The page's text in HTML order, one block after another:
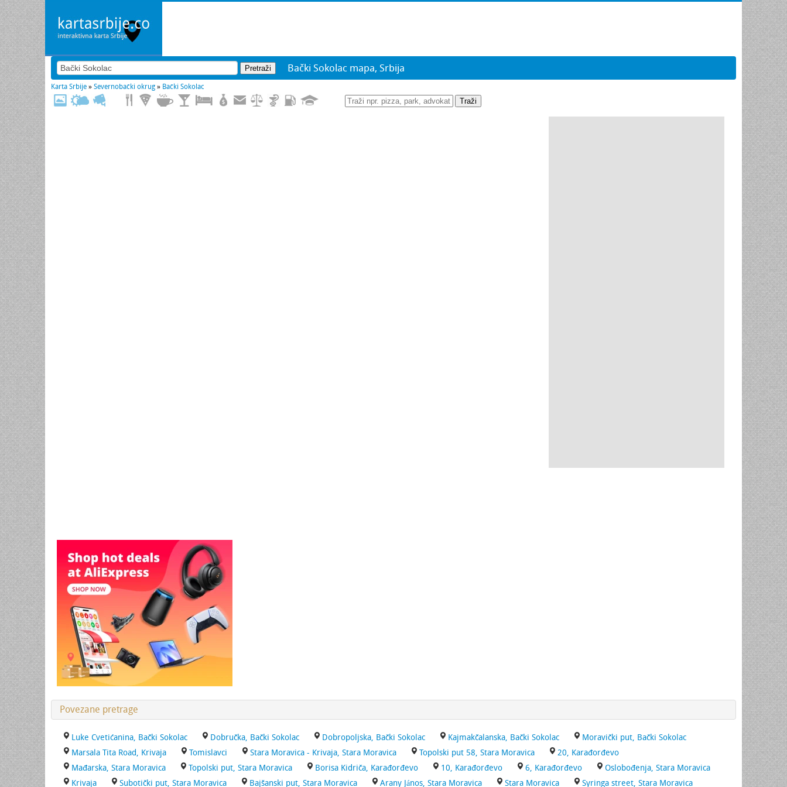
Bački Sokolac mapa, Srbija
Karta Srbije » Severnobački okrug » Bački Sokolac
Traži
Povezane pretrage
Luke Cvetićanina, Bački Sokolac Dobručka, Bački Sokolac Dobropoljska, Bački Sokolac Kajmakčalanska, Bački Sokolac
Moravički put, Bački Sokolac
Marsala Tita Road, Krivaja
Tomislavci Stara Moravica - Krivaja, Stara Moravica Topolski put 58, Stara Moravica
20, Karađorđevo
Mađarska, Stara Moravica
Topolski put, Stara Moravica Borisa Kidriča, Karađorđevo 10, Karađorđevo 6, Karađorđevo
Oslobođenja, Stara Moravica
Krivaja
Subotički put, Stara Moravica Bajšanski put, Stara Moravica Arany János, Stara Moravica Stara Moravica Syringa street, Stara Moravica